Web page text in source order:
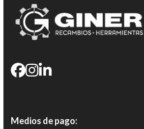
Medios de pago: